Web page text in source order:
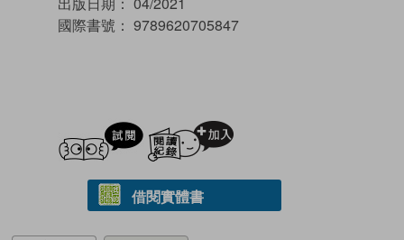
國際書號： 9789620705847
試閲
借閱實體書